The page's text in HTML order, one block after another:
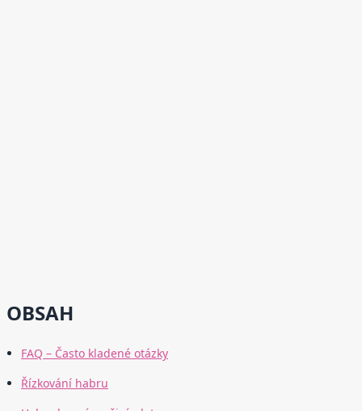
OBSAH
FAQ – Často kladené otázky
Řízkování habru